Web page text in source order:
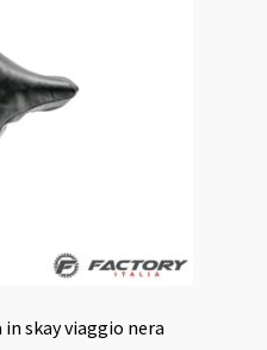
skay viaggio nera